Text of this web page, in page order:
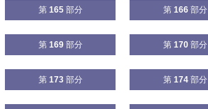
第 165部分 第 166部分
第 169部分 第 170部分
第 173部分 第 174部分